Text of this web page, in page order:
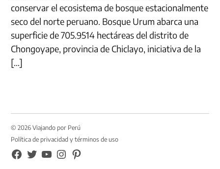
conservar el ecosistema de bosque estacionalmente
seco del norte peruano. Bosque Urum abarca una
superficie de 705.9514 hectáreas del distrito de
Chongoyape, provincia de Chiclayo, iniciativa de la
[…]
© 2026 Viajando por Perú
Política de privacidad y términos de uso
FB
TW YouTubeInstagramPinterest